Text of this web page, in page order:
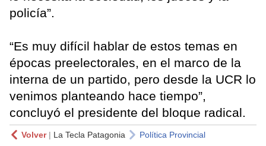
policía”.
“Es muy difícil hablar de estos temas en
épocas preelectorales, en el marco de la
interna de un partido, pero desde la UCR lo
venimos planteando hace tiempo”,
concluyó el presidente del bloque radical.
Volver| La Tecla Patagonia Política Provincial